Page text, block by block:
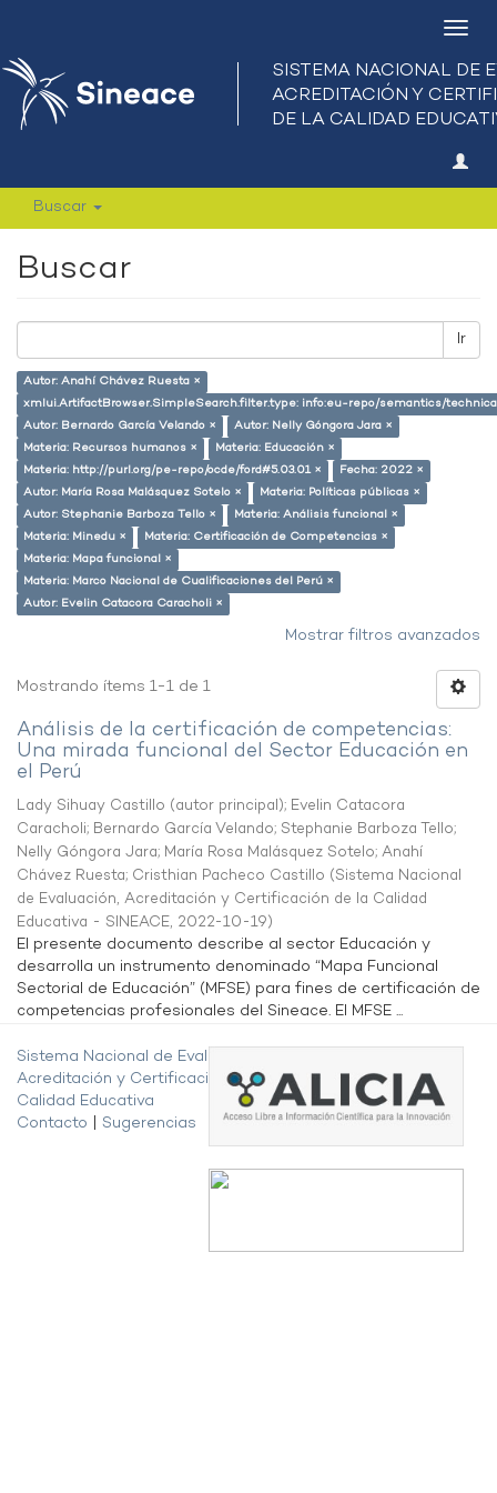
Buscar
Buscar
Ir
Autor: Anahí Chávez Ruesta ×
xmlui.ArtifactBrowser.SimpleSearch.filter.type: info:eu-repo/semantics/
Autor: Bernardo García Velando ×
Autor: Nelly Góngora Jara ×
Materia: Recursos humanos ×
Materia: Educación ×
Materia: http://purl.org/pe-repo/ocde/ford#5.03.01 ×
Fecha: 2022 ×
Autor: María Rosa Malásquez Sotelo ×
Materia: Políticas públicas ×
Autor: Stephanie Barboza Tello ×
Materia: Análisis funcional ×
Materia: Minedu ×
Materia: Certificación de Competencias ×
Materia: Mapa funcional ×
Materia: Marco Nacional de Cualificaciones del Perú ×
Autor: Evelin Catacora Caracholi ×
Mostrar filtros avanzados
Mostrando ítems 1-1 de 1
Análisis de la certificación de competencias:
Una mirada funcional del Sector Educación en
el Perú
Lady Sihuay Castillo (autor principal); Evelin Catacora
Caracholi; Bernardo García Velando; Stephanie Barboza Tello;
Nelly Góngora Jara; María Rosa Malásquez Sotelo; Anahí
Chávez Ruesta; Cristhian Pacheco Castillo (Sistema Nacional
de Evaluación, Acreditación y Certificación de la Calidad
Educativa - SINEACE, 2022-10-19)
El presente documento describe al sector Educación y
desarrolla un instrumento denominado “Mapa Funcional
Sectorial de Educación” (MFSE) para fines de certificación de
competencias profesionales del Sineace. El MFSE ...
Sistema Nacional de Evaluación,
Acreditación y Certificación de la
Calidad Educativa
Contacto
Sugerencias